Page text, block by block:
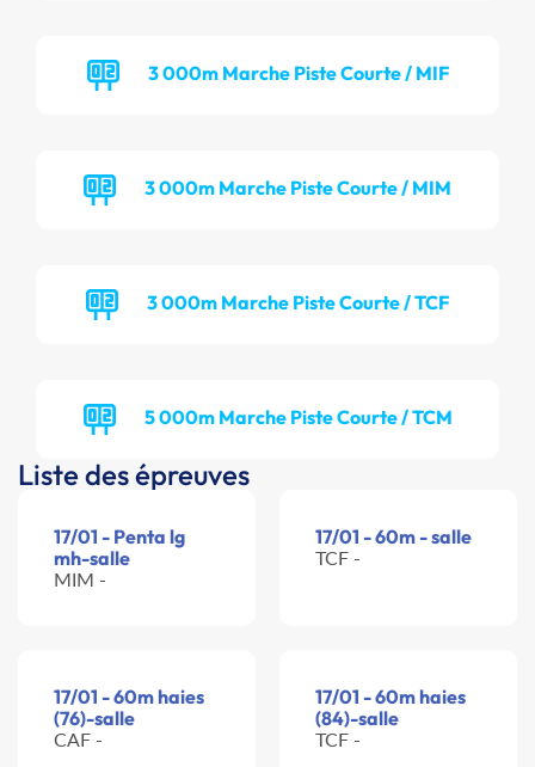
3 000m Marche Piste Courte / MIF
3 000m Marche Piste Courte / MIM
3 000m Marche Piste Courte / TCF
5 000m Marche Piste Courte / TCM
Liste des épreuves
17/01 - Penta lg
mh-salle
MIM -
17/01 - 60m - salle
TCF -
17/01 - 60m haies
(76)-salle
CAF -
17/01 - 60m haies
(84)-salle
TCF -